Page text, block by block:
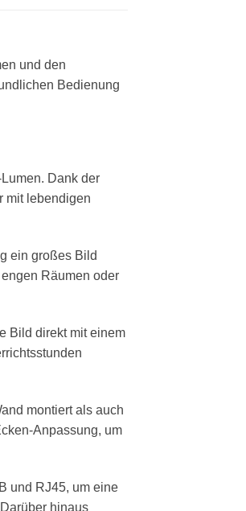
und den
Bedienung
Dank der
mit lebendigen
ein großes Bild
Räumen oder
Bild direkt mit einem
montiert als auch
Anpassung, um
und RJ45, um eine
hinaus